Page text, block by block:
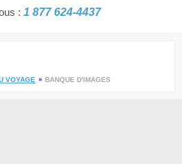
: 1 877 624-4437
VOYAGE BANQUE D'IMAGES